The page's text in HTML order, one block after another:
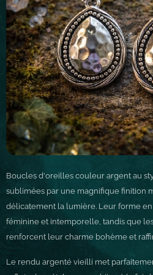
Boucles d'oreilles couleur argent au
sublimées par une magnifique finition
délicatement la lumière. Leur forme
féminine et intemporelle, tandis que
renforcent leur charme bohème et
Le rendu argenté vieilli met